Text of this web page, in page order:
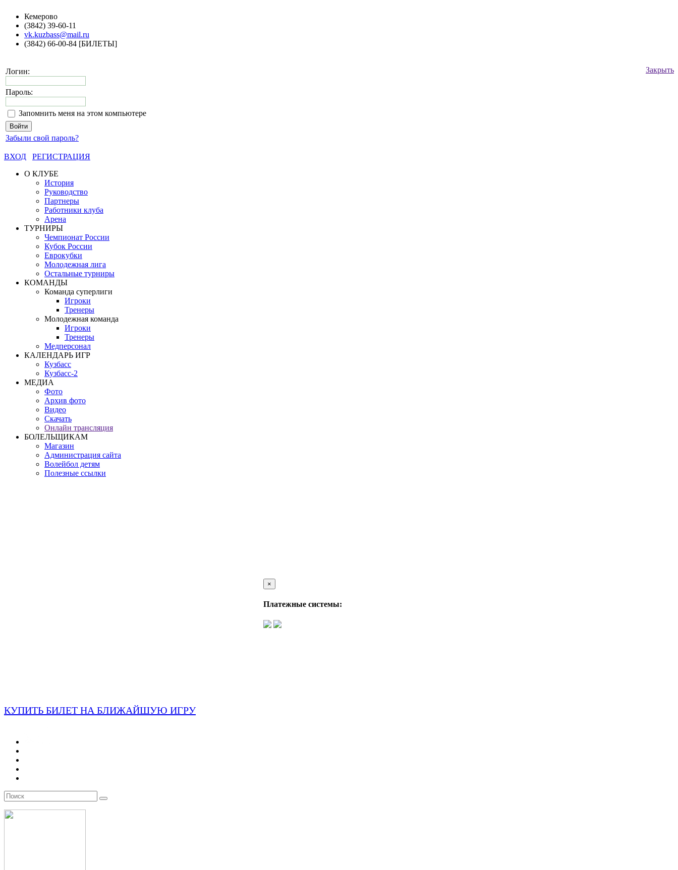
Кемерово
(3842) 39-60-11
vk.kuzbass@mail.ru
(3842) 66-00-84 [БИЛЕТЫ]
Закрыть
Логин:
Пароль:
Запомнить меня на этом компьютере
Забыли свой пароль?
ВХОД
РЕГИСТРАЦИЯ
О КЛУБЕ
История
Руководство
Партнеры
Работники клуба
Арена
ТУРНИРЫ
Чемпионат России
Кубок России
Еврокубки
Молодежная лига
Остальные турниры
КОМАНДЫ
Команда суперлиги
Игроки
Тренеры
Молодежная команда
Игроки
Тренеры
Медперсонал
КАЛЕНДАРЬ ИГР
Кузбасс
Кузбасс-2
МЕДИА
Фото
Архив фото
Видео
Скачать
Онлайн трансляция
БОЛЕЛЬЩИКАМ
Магазин
Администрация сайта
Волейбол детям
Полезные ссылки
×
Платежные системы:
КУПИТЬ БИЛЕТ НА БЛИЖАЙШУЮ ИГРУ